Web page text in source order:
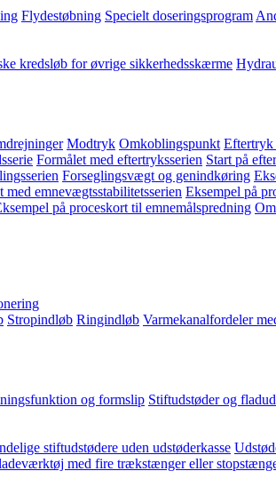
Flydestøbning Specielt doseringsprogram
kredsløb for øvrige sikkerhedsskærme
Modtryk Omkoblingspunkt Eftertryk
Formålet med eftertryksserien Start på
Forseglingsvægt og genindkøring
med emnevægtsstabilitetsserien Eksempel på
på proceskort til emnemålspredning
Stropindløb Ringindløb Varmekanalfordeler
og formslip Stiftudstøder og
stiftudstødere uden udstøderkasse
med fire trækstænger eller